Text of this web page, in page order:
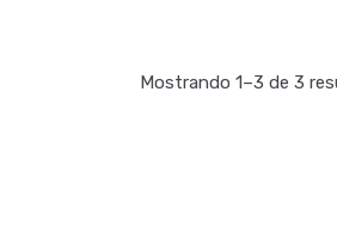
Mostrando 1–3 de 3